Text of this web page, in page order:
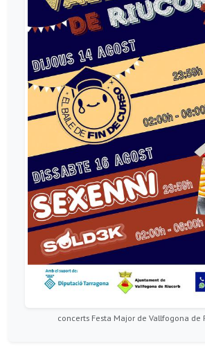
concerts Festa Major de Vallfogona de